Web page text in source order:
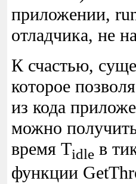
приложении,
отладчика, не
К счастью,
которое
из кода
можно
время Tidleв
функции